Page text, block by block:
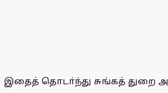
இதைத் தொடா்ந்து சுங்கத் துறை